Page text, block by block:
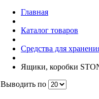
Главная
Каталог товаров
Средства для
Ящики, коробки
Выводить по